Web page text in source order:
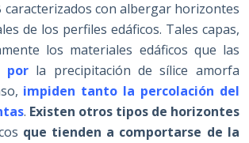
caracterizados con albergar horizontes
de los perfiles edáficos. Tales capas,
los materiales edáficos que las
por la precipitación de sílice amorfa
impiden tanto la percolación del
. Existen otros tipos de horizontes
que tienden a comportarse de la